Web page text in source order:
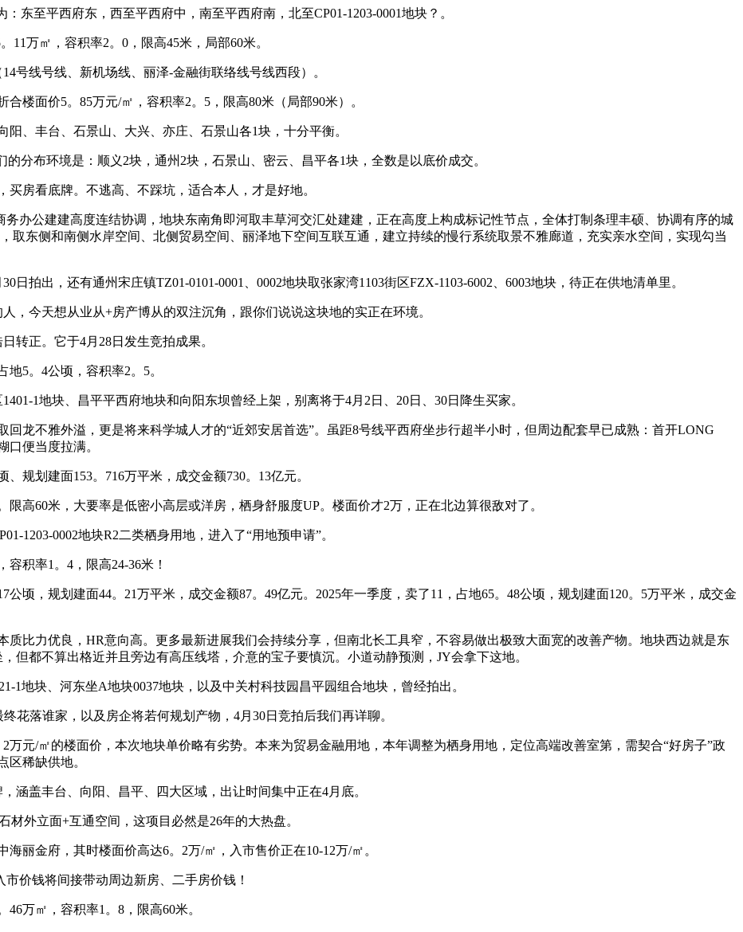
至平西府东，西至平西府中，南至平西府南，北至CP01-1203-0001地块？。
万㎡，容积率2。0，限高45米，局部60米。
线号线、新机场线、丽泽-金融街联络线号线西段）。
面价5。85万元/㎡，容积率2。5，限高80米（局部90米）。
丰台、石景山、大兴、亦庄、石景山各1块，十分平衡。
布环境是：顺义2块，通州2块，石景山、密云、昌平各1块，全数是以底价成交。
房看底牌。不逃高、不踩坑，适合本人，才是好地。
公建建高度连结协调，地块东南角即河取丰草河交汇处建建，正在高度上构成标记性节点，全体打制条理丰硕、协调有序的城
取东侧和南侧水岸空间、北侧贸易空间、丽泽地下空间互联互通，建立持续的慢行系统取景不雅廊道，充实亲水空间，实现勾当
拍出，还有通州宋庄镇TZ01-0101-0001、0002地块取张家湾1103街区FZX-1103-6002、6003地块，待正在供地清单里。
今天想从业从+房产博从的双注沉角，跟你们说说这块地的实正在环境。
正。它于4月28日发生竞拍成果。
5。4公顷，容积率2。5。
1地块、昌平平西府地块和向阳东坝曾经上架，别离将于4月2日、20日、30日降生买家。
不雅外溢，更是将来科学城人才的“近郊安居首选”。虽距8号线平西府坐步行超半小时，但周边配套早已成熟：首开LONG
口便当度拉满。
划建面153。716万平米，成交金额730。13亿元。
60米，大要率是低密小高层或洋房，栖身舒服度UP。楼面价才2万，正在北边算很敌对了。
0002地块R2二类栖身用地，进入了“用地预申请”。
积率1。4，限高24-36米！
顷，规划建面44。21万平米，成交金额87。49亿元。2025年一季度，卖了11，占地65。48公顷，规划建面120。5万平米，成交金
力优良，HR意向高。更多最新进展我们会持续分享，但南北长工具窄，不容易做出极致大面宽的改善产物。地块西边就是东
但都不算出格近并且旁边有高压线塔，介意的宝子要慎沉。小道动静预测，JY会拿下这地。
地块、河东坐A地块0037地块，以及中关村科技园昌平园组合地块，曾经拍出。
落谁家，以及房企将若何规划产物，4月30日竞拍后我们再详聊。
元/㎡的楼面价，本次地块单价略有劣势。本来为贸易金融用地，本年调整为栖身用地，定位高端改善室第，需契合“好房子”政
区稀缺供地。
盖丰台、向阳、昌平、四大区域，出让时间集中正在4月底。
外立面+互通空间，这项目必然是26年的大热盘。
金府，其时楼面价高达6。2万/㎡，入市售价正在10-12万/㎡。
价钱将间接带动周边新房、二手房价钱！
万㎡，容积率1。8，限高60米。